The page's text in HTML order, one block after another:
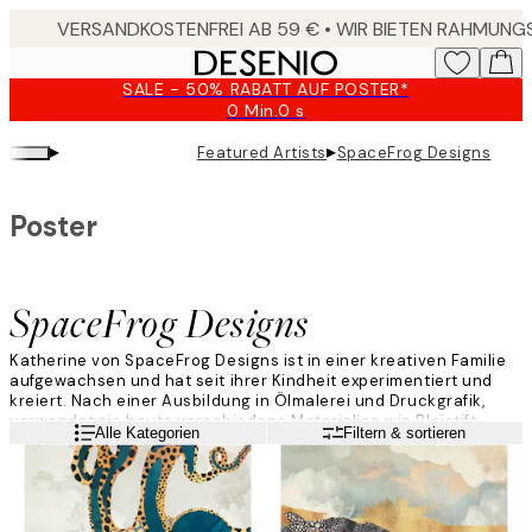
SALE - 50% RABATT AUF POSTER*
0 Min.0 s
Gültig
bis:
2026-
▸ Featured Artists▸SpaceFrog Designs
SpaceFrog Designs
Poster
Katherine von SpaceFrog Designs ist in einer kreativen Familie
aufgewachsen und hat seit ihrer Kindheit experimentiert und
kreiert. Nach einer Ausbildung in Ölmalerei und Druckgrafik,
verwendet sie heute verschiedene Materialien wie Bleistift,
Tusche, Farben, Aquarell und digitale Methoden.
„Ich würde meine Arbeit als ruhig und ausgewogen mit viel
Farbe und Struktur beschreiben. Als Kontrast füge ich oft einen
Hauch Metallic hinzu.“
WeiterlesenAlle Kategorien Filtern & sortieren